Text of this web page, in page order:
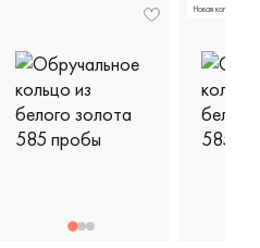
Новая коллекция